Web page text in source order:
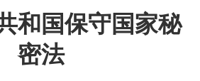
和国保守国家秘
密法